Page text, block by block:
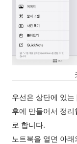
우선은 상단에 있는
후에 만들어서 정
로 합니다.
노트북을 열면 아